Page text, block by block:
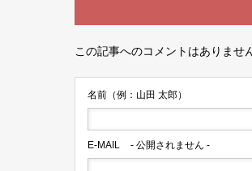
この記事へのコメントはありませ
名前（例：山田 太郎）
E-MAIL - 公開されません -